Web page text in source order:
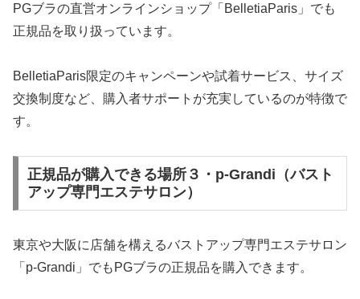
PGブラの直営オンラインショップ「BelletiaParis」でも
正規品を取り扱っています。
BelletiaParis限定のキャンペーンや試着サービス、サイズ
交換制度など、購入者サポートが充実しているのが特徴で
す。
正規品が購入できる場所３・p-Grandi（バスト
アップ専門エステサロン）
東京や大阪に店舗を構えるバストアップ専門エステサロン
「p-Grandi」でもPGブラの正規品を購入できます。